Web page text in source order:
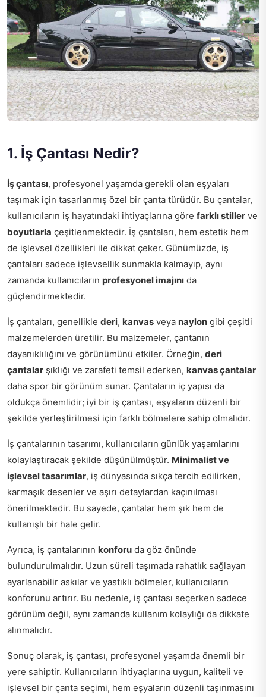
1. İş Çantası Nedir?
İş çantası, profesyonel yaşamda gerekli olan eşyaları
taşımak için tasarlanmış özel bir çanta türüdür. Bu çantalar,
kullanıcıların iş hayatındaki ihtiyaçlarına göre farklı stiller ve
boyutlarla çeşitlenmektedir. İş çantaları, hem estetik hem
de işlevsel özellikleri ile dikkat çeker. Günümüzde, iş
çantaları sadece işlevsellik sunmakla kalmayıp, aynı
zamanda kullanıcıların profesyonel imajını da
güçlendirmektedir.
İş çantaları, genellikle deri, kanvas veya naylon gibi çeşitli
malzemelerden üretilir. Bu malzemeler, çantanın
dayanıklılığını ve görünümünü etkiler. Örneğin, deri
çantalar şıklığı ve zarafeti temsil ederken, kanvas çantalar
daha spor bir görünüm sunar. Çantaların iç yapısı da
oldukça önemlidir; iyi bir iş çantası, eşyaların düzenli bir
şekilde yerleştirilmesi için farklı bölmelere sahip olmalıdır.
İş çantalarının tasarımı, kullanıcıların günlük yaşamlarını
kolaylaştıracak şekilde düşünülmüştür. Minimalist ve
işlevsel tasarımlar, iş dünyasında sıkça tercih edilirken,
karmaşık desenler ve aşırı detaylardan kaçınılması
önerilmektedir. Bu sayede, çantalar hem şık hem de
kullanışlı bir hale gelir.
Ayrıca, iş çantalarının konforu da göz önünde
bulundurulmalıdır. Uzun süreli taşımada rahatlık sağlayan
ayarlanabilir askılar ve yastıklı bölmeler, kullanıcıların
konforunu artırır. Bu nedenle, iş çantası seçerken sadece
görünüm değil, aynı zamanda kullanım kolaylığı da dikkate
alınmalıdır.
Sonuç olarak, iş çantası, profesyonel yaşamda önemli bir
yere sahiptir. Kullanıcıların ihtiyaçlarına uygun, kaliteli ve
işlevsel bir çanta seçimi, hem eşyaların düzenli taşınmasını